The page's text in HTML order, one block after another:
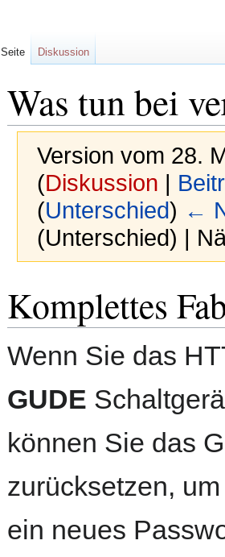
Was tun bei
Version vom 28.
(Diskussion |
(Unterschied) ←
(Unterschied) |
Navigation
springen
Suche
springen
Komplettes
Wenn Sie das
GUDE
können Sie das
zurücksetzen,
ein neues
Seite Diskussion